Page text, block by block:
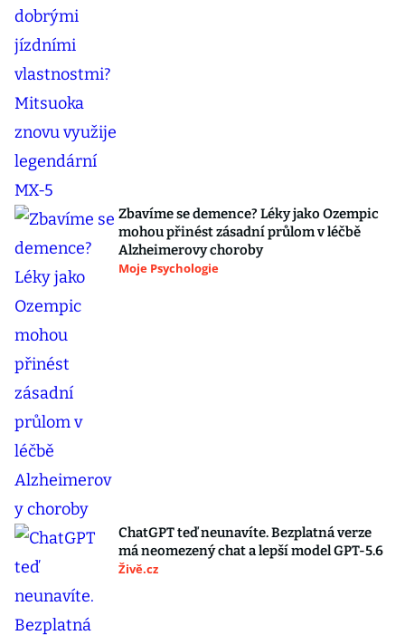
Zbavíme se demence? Léky jako Ozempic
mohou přinést zásadní průlom v léčbě
Alzheimerovy choroby
Moje Psychologie
ChatGPT teď neunavíte. Bezplatná verze
má neomezený chat a lepší model GPT-5.6
Živě.cz